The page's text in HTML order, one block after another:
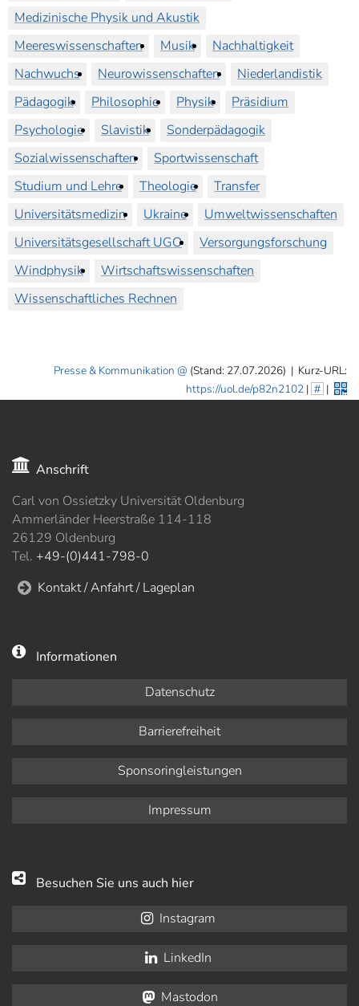
Medizinische Physik und Akustik
Meereswissenschaften
Musik
Nachhaltigkeit
Nachwuchs
Neurowissenschaften
Niederlandistik
Pädagogik
Philosophie Physik
Präsidium
Psychologie
Slavistik
Sonderpädagogik
Sozialwissenschaften
Sportwissenschaft
Studium und Lehre
Theologie
Transfer
Universitätsmedizin
Ukraine
Umweltwissenschaften
Universitätsgesellschaft UGO
Versorgungsforschung
Windphysik
Wirtschaftswissenschaften
Wissenschaftliches Rechnen
Presse & Kommunikation (Stand: 27.07.2026) | Kurz-URL:
https://uol.de/p82n2102| # |
Anschrift
Carl von Ossietzky Universität Oldenburg
Ammerländer Heerstraße 114-118
26129 Oldenburg
Tel. +49-(0)441-798-0
Kontakt / Anfahrt / Lageplan
Informationen
Datenschutz
Barrierefreiheit
Sponsoringleistungen
Impressum
Besuchen Sie uns auch hier
Instagram
LinkedIn
Mastodon